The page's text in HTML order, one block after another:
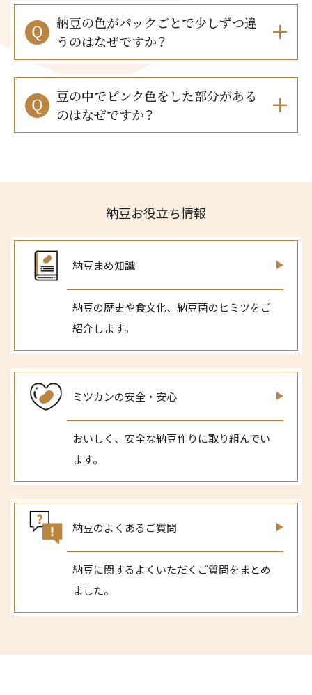
すしラボ
ぽん酢サワー
納豆の豆知識
鍋奉行マニュアル
ミツカンのCM
ロングセラー商品 ＋ おすすめレシピ
おいしさと健康への取り組み
キッザニア東京「ぽん酢工房」
地図から取り扱い店舗を探す
業務用サイト
納豆の色がパックごとで少しずつ違
うのはなぜですか？
豆の中でピンク色をした部分がある
のはなぜですか？
納豆お役立ち情報
納豆まめ知識
納豆の歴史や食文化、納豆菌のヒミツをご
紹介します。
ミツカンの安全・安心
おいしく、安全な納豆作りに取り組んでい
ます。
納豆のよくあるご質問
納豆に関するよくいただくご質問をまとめ
ました。